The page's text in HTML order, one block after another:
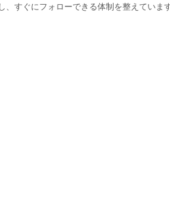
、すぐにフォローできる体制を整えていま